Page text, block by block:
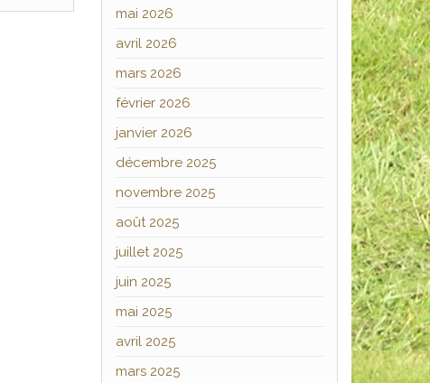
mai 2026
avril 2026
mars 2026
février 2026
janvier 2026
décembre 2025
novembre 2025
août 2025
juillet 2025
juin 2025
mai 2025
avril 2025
mars 2025